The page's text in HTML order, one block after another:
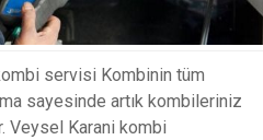
servisi Kombinin tüm
sayesinde artık kombileriniz
Veysel Karani kombi